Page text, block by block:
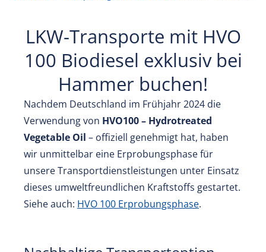
LKW-Transporte mit HVO
100 Biodiesel exklusiv bei
Hammer buchen!
Nachdem Deutschland im Frühjahr 2024 die
Verwendung von HVO100 – Hydrotreated
Vegetable Oil – offiziell genehmigt hat, haben
wir unmittelbar eine Erprobungsphase für
unsere Transportdienstleistungen unter Einsatz
dieses umweltfreundlichen Kraftstoffs gestartet.
Siehe auch: HVO 100 Erprobungsphase.